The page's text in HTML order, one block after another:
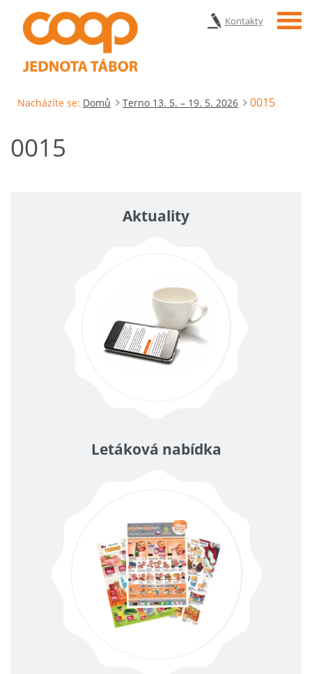
Kontakty Menu
Nacházíte se: Domů Terno 13. 5. – 19. 5. 2026 0015
0015
Aktuality
Letáková nabídka